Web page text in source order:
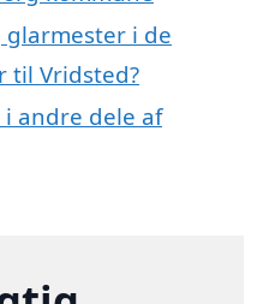
i de
til Vridsted?
andre dele af